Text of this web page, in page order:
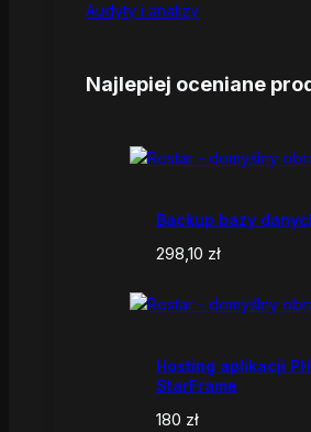
Audyty i analizy
Najlepiej oceniane
Backup bazy
298,10 zł
Hosting aplikacji
StarFrame
180 zł